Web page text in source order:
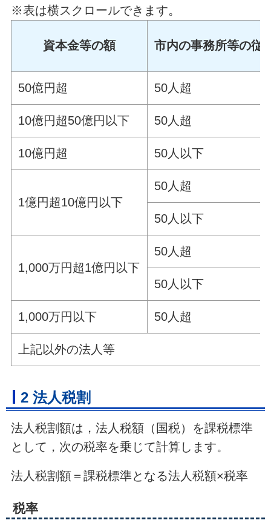
※表は横スクロールできます。
資本金等の額 市内の事務所等の従
50億円超 50人超
10億円超50億円以下 50人超
10億円超 50人以下
1億円超10億円以下
50人超
50人以下
1,000万円超1億円以下
50人超
50人以下
1,000万円以下 50人超
上記以外の法人等
2 法人税割
法人税割額は，法人税額（国税）を課税標準
として，次の税率を乗じて計算します。
法人税割額＝課税標準となる法人税額×税率
税率